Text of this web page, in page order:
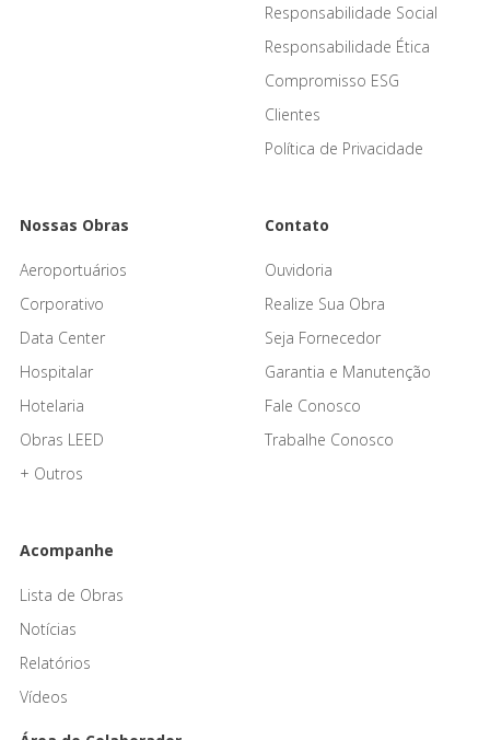
Responsabilidade Social
Responsabilidade Ética
Compromisso ESG
Clientes
Política de Privacidade
Nossas Obras
Aeroportuários
Corporativo
Data Center
Hospitalar
Hotelaria
Obras LEED
+ Outros
Contato
Ouvidoria
Realize Sua Obra
Seja Fornecedor
Garantia e Manutenção
Fale Conosco
Trabalhe Conosco
Acompanhe
Lista de Obras
Notícias
Relatórios
Vídeos